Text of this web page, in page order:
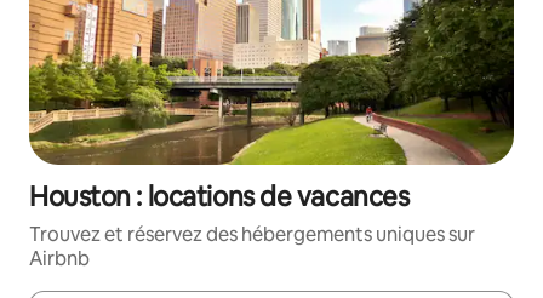
Houston : locations de vacances
Trouvez et réservez des hébergements uniques sur
Airbnb